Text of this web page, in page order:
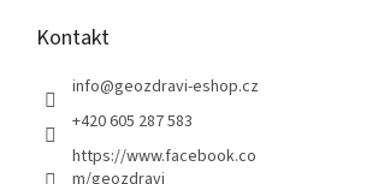
Kontakt
info@geozdravi-eshop.cz
+420 605 287 583
https://www.facebook.co